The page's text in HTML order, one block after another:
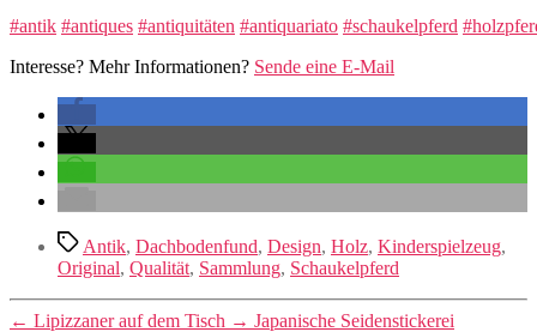
#antik #antiques #antiquitäten #antiquariato #schaukelpferd
Interesse? Mehr Informationen? Sende eine E-Mail
Schlagwörter
Antik, Dachbodenfund, Design, Holz, Kinderspielzeug,
Original, Qualität, Sammlung, Schaukelpferd
← Lipizzaner auf dem Tisch → Japanische Seidenstickerei